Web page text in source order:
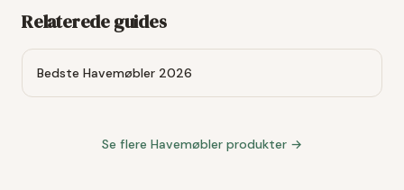
Relaterede guides
Bedste Havemøbler 2026
Se flere Havemøbler produkter →